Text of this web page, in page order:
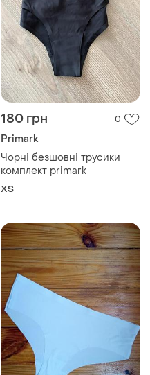
180 грн 0
Primark
Чорні безшовні трусики
комплект primark
ХS